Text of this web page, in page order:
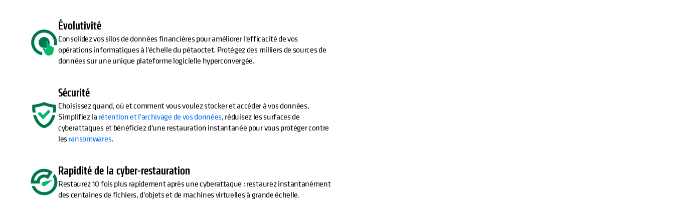
Évolutivité
Consolidez vos silos de données financières pour améliorer l'efficacité de vos
opérations informatiques à l'échelle du pétaoctet. Protégez des milliers de sources de
données sur une unique plateforme logicielle hyperconvergée.
Sécurité
Choisissez quand, où et comment vous voulez stocker et accéder à vos données.
Simplifiez la rétention et l'archivage de vos données, réduisez les surfaces de
cyberattaques et bénéficiez d'une restauration instantanée pour vous protéger contre
lesransomwares.
Rapidité de la cyber-restauration
Restaurez 10 fois plus rapidement après une cyberattaque : restaurez instantanément
des centaines de fichiers, d'objets et de machines virtuelles à grande échelle.